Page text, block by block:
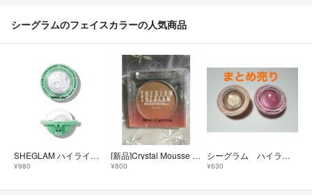
シーグラムのフェイスカラーの人気商品
SHEGLAM ハイライター
¥980
[新品]Crystal Mousse Highlighter Moonbeam
¥800
シーグラム ハイライター
¥630